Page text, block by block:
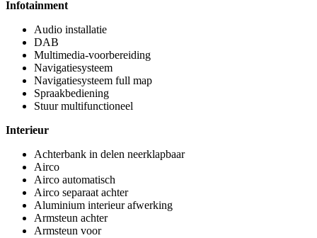
Infotainment
Audio installatie
DAB
Multimedia-voorbereiding
Navigatiesysteem
Navigatiesysteem full map
Spraakbediening
Stuur multifunctioneel
Interieur
Achterbank in delen neerklapbaar
Airco
Airco automatisch
Airco separaat achter
Aluminium interieur afwerking
Armsteun achter
Armsteun voor